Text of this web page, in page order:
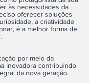
às necessidades da
oferecer soluções
a criatividade
é a melhor forma de
por meio da
inovadora contribuindo
da nova geração.